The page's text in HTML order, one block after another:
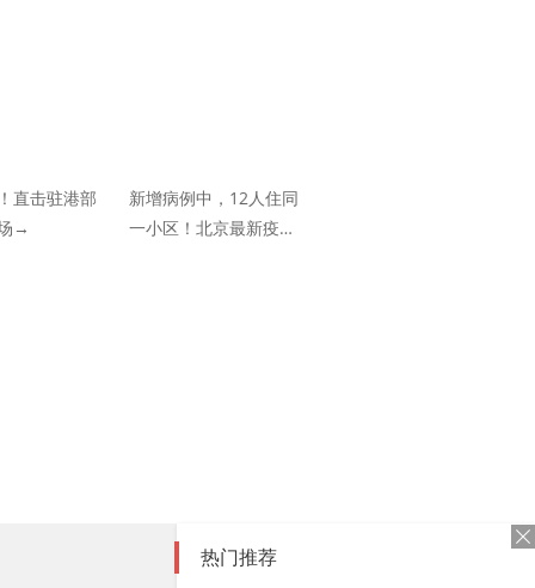
直击驻港部
→
新增病例中，12人住同
一小区！北京最新疫情
热门推荐